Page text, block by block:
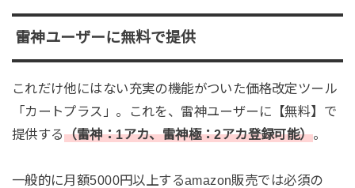
雷神ユーザーに無料で提供
これだけ他にはない充実の機能がついた価格改定ツール
「カートプラス」。これを、雷神ユーザーに【無料】で
提供する（雷神：1アカ、雷神極：2アカ登録可能）。
一般的に月額5000円以上するamazon販売では必須の